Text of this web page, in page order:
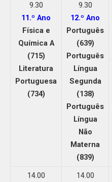
9.30
11.º Ano
Física e
Química A
(715)
Literatura
Portuguesa
(734)
9.30
12.º Ano
Português
(639)
Português
Língua
Segunda
(138)
Português
Língua
Não
Materna
(839)
14.00
14.00